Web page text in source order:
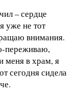
– сердце
уже не тот
внимания.
переживаю,
меня в храм, я
сегодня сидела